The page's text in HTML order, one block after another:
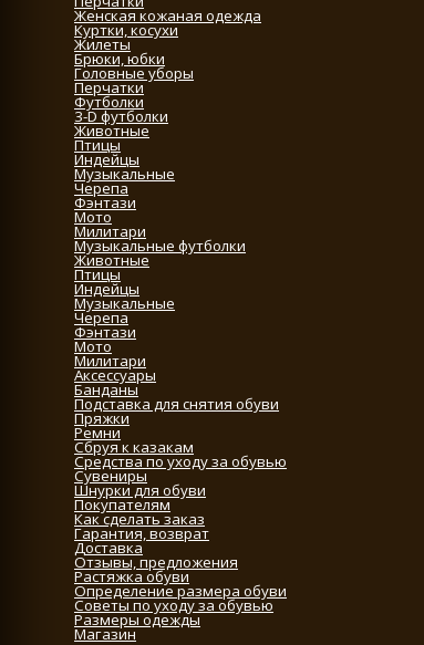
Женская кожаная одежда
Куртки, косухи
Жилеты
Брюки, юбки
Головные уборы
Перчатки
Футболки
3-D футболки
Животные
Птицы
Индейцы
Музыкальные
Черепа
Фэнтази
Мото
Милитари
Музыкальные футболки
Животные
Птицы
Индейцы
Музыкальные
Черепа
Фэнтази
Мото
Милитари
Аксессуары
Банданы
Подставка для снятия обуви
Пряжки
Ремни
Сбруя к казакам
Средства по уходу за обувью
Сувениры
Шнурки для обуви
Покупателям
Как сделать заказ
Гарантия, возврат
Доставка
Отзывы, предложения
Растяжка обуви
Определение размера обуви
Советы по уходу за обувью
Размеры одежды
Магазин